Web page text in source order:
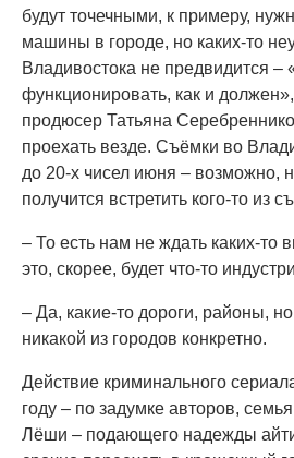
будут точечными, к примеру,
машины в городе, но каких-то
Владивостока не предвидится –
функционировать, как и
продюсер Татьяна
проехать везде. Съёмки во
до 20-х чисел июня – возможно,
получится встретить кого-то из
– То есть нам не ждать каких-то
это, скорее, будет что-то
– Да, какие-то дороги, районы,
никакой из городов конкретно.
Действие криминального
году – по задумке авторов,
Лёши – подающего надежды